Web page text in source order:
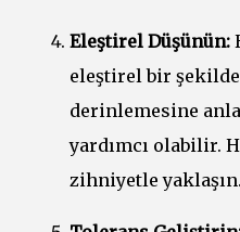
Eleştirel Düşünün:
eleştirel bir
derinlemesine
yardımcı olabilir.
zihniyetle yaklaşın.